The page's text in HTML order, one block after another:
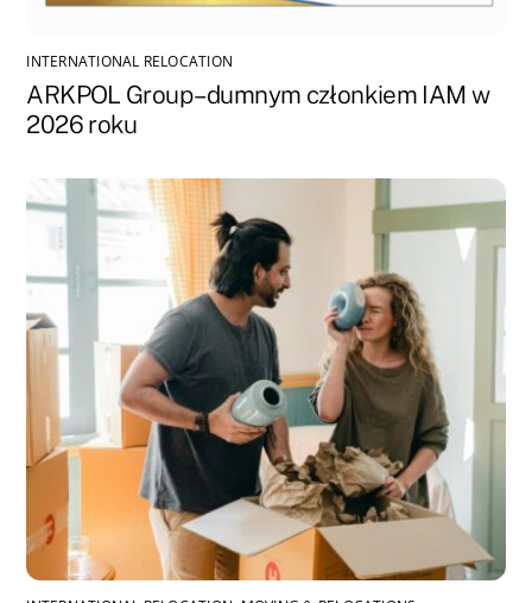
INTERNATIONAL RELOCATION
ARKPOL Group – dumnym członkiem IAM w
2026 roku